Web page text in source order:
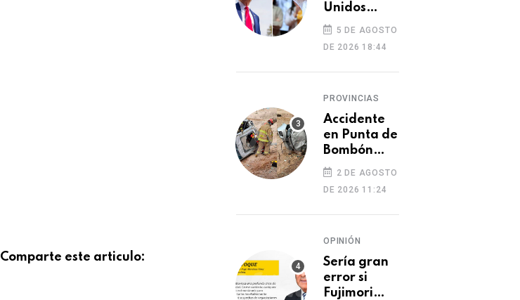
Comparte este articulo:
Unidos
elevan
tensión
diplomática
tras retiro
embajadora
en
Washington
5 DE AGOSTO
DE 2026 18:44
PROVINCIAS
Accidente
en Punta de
Bombón
deja un
muerto y
dos heridos
2 DE AGOSTO
DE 2026 11:24
OPINIÓN
Sería gran
error si
Fujimori